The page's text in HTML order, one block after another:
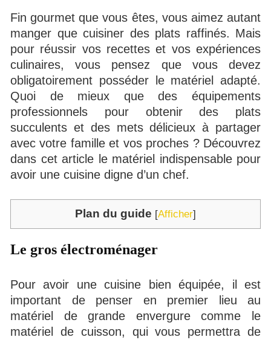
Fin gourmet que vous êtes, vous aimez autant
manger que cuisiner des plats raffinés. Mais
pour réussir vos recettes et vos expériences
culinaires, vous pensez que vous devez
obligatoirement posséder le matériel adapté.
Quoi de mieux que des équipements
professionnels pour obtenir des plats
succulents et des mets délicieux à partager
avec votre famille et vos proches ? Découvrez
dans cet article le matériel indispensable pour
avoir une cuisine digne d’un chef.
Plan du guide [Afficher]
Le gros électroménager
Pour avoir une cuisine bien équipée, il est
important de penser en premier lieu au
matériel de grande envergure comme le
matériel de cuisson, qui vous permettra de